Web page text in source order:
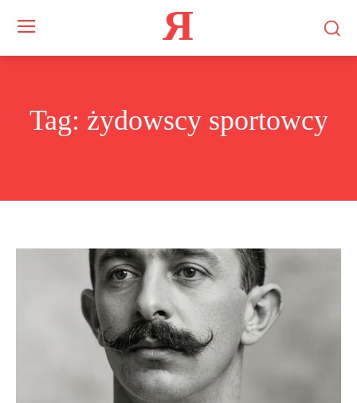
Я
Tag: żydowscy sportowcy